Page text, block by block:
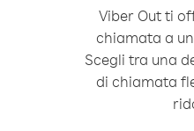
Viber Out ti
chiamata a
Scegli tra una
di chiamata